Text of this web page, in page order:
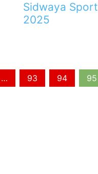
Sidwaya
2025
… 93 94 95